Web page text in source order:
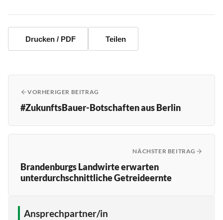
Drucken / PDF Teilen
VORHERIGER BEITRAG
#ZukunftsBauer-Botschaften aus Berlin
NÄCHSTER BEITRAG
Brandenburgs Landwirte erwarten
unterdurchschnittliche Getreideernte
Ansprechpartner/in